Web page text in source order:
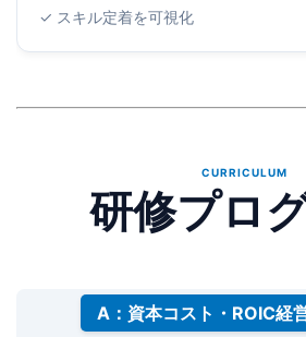
✓ スキル定着を可視化
CURRICULUM
研修プロ
A：資本コスト・ROIC経